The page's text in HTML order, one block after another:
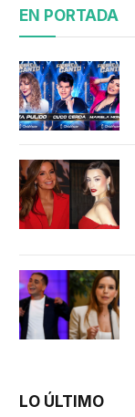
EN PORTADA
LO ÚLTIMO